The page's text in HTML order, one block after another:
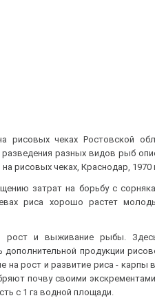
чеках Ростовской
разных видов рыб
рисовых чеках, Краснодар, 1970
затрат на борьбу с
риса хорошо растет
и выживание рыбы.
дополнительной продукции
на рост и развитие риса -
почву своими
с 1 га водной площади.